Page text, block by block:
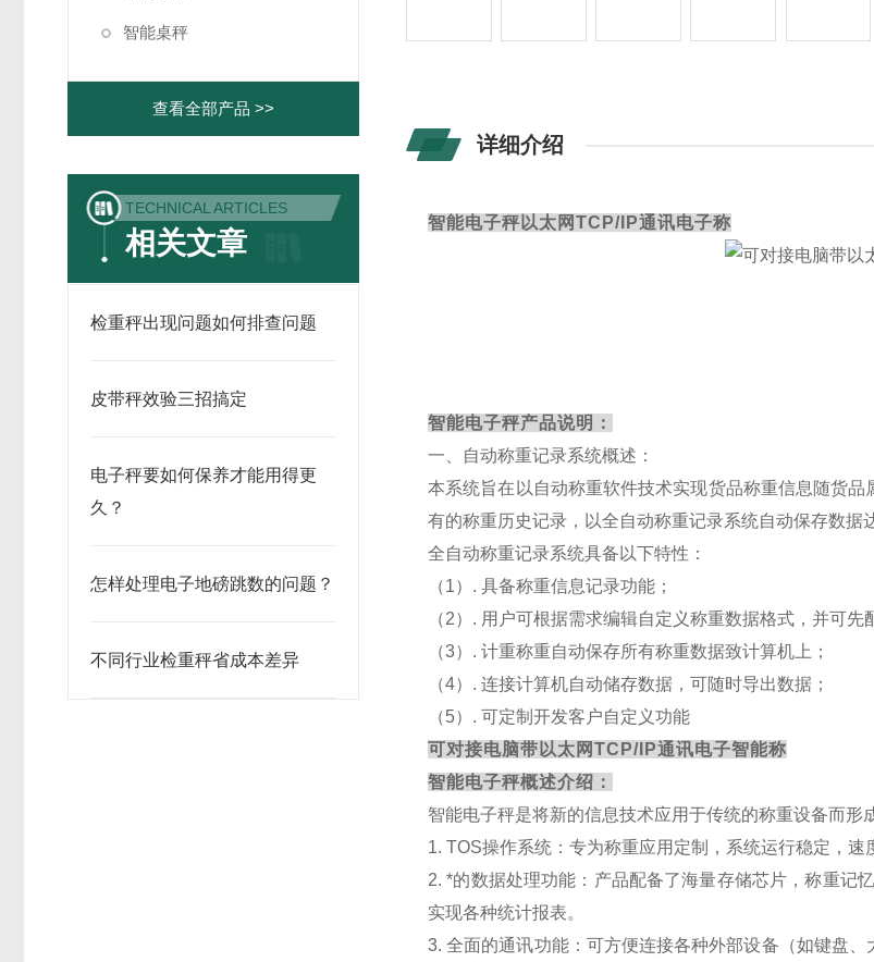
智能桌秤
查看全部产品 >>
TECHNICAL ARTICLES
相关文章
检重秤出现问题如何排查问题
皮带秤效验三招搞定
电子秤要如何保养才能用得更
久？
怎样处理电子地磅跳数的问题？
不同行业检重秤省成本差异
详细介绍
智能电子秤以太网TCP/IP通讯电子称
智能电子秤产品说明：
一、自动称重记录系统概述：
本系统旨在以自动称重软件技术实现货品称重信息随货
有的称重历史记录，以全自动称重记录系统自动保存数据
全自动称重记录系统具备以下特性：
（1）. 具备称重信息记录功能；
（2）. 用户可根据需求编辑自定义称重数据格式，并可先
（3）. 计重称重自动保存所有称重数据致计算机上；
（4）. 连接计算机自动储存数据，可随时导出数据；
（5）. 可定制开发客户自定义功能
可对接电脑带以太网TCP/IP通讯电子智能称
智能电子秤概述介绍：
智能电子秤是将新的信息技术应用于传统的称重设备而形
1. TOS操作系统：专为称重应用定制，系统运行稳定，速
2. *的数据处理功能：产品配备了海量存储芯片，称重记
实现各种统计报表。
3. 全面的通讯功能：可方便连接各种外部设备（如键盘